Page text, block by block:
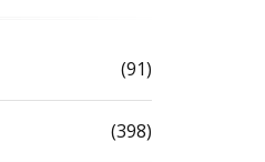
(91)
(398)